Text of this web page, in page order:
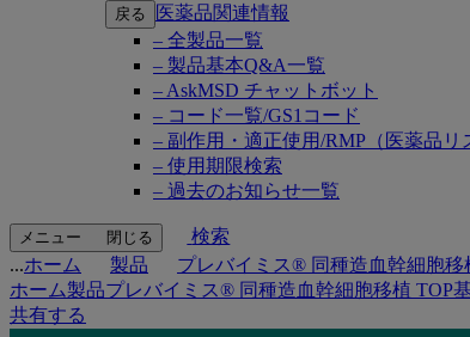
戻る
医薬品関連情報
– 全製品一覧
– 製品基本Q&A一覧
– AskMSD チャットボット
– コード一覧/GS1コード
– 副作用・適正使用/RMP（医薬品リ
– 使用期限検索
– 過去のお知らせ一覧
メニュー 閉じる
検索
...ホーム 製品 プレバイミス® 同種造血幹細胞移
ホーム製品プレバイミス® 同種造血幹細胞移植 TOP
共有する